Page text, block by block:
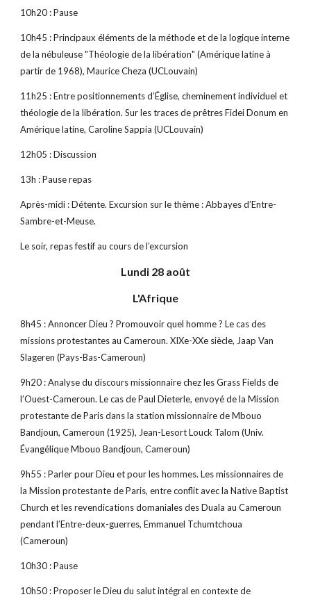
10h20 : Pause
10h45 : Principaux éléments de la méthode et de la logique interne
de la nébuleuse "Théologie de la libération" (Amérique latine à
partir de 1968), Maurice Cheza (UCLouvain)
11h25 : Entre positionnements d’Église, cheminement individuel et
théologie de la libération. Sur les traces de prêtres Fidei Donum en
Amérique latine, Caroline Sappia (UCLouvain)
12h05 : Discussion
13h : Pause repas
Après-midi : Détente. Excursion sur le thème : Abbayes d’Entre-
Sambre-et-Meuse.
Le soir, repas festif au cours de l’excursion
Lundi 28 août
L'Afrique
8h45 : Annoncer Dieu ? Promouvoir quel homme ? Le cas des
missions protestantes au Cameroun. XIXe-XXe siècle, Jaap Van
Slageren (Pays-Bas-Cameroun)
9h20 : Analyse du discours missionnaire chez les Grass Fields de
l’Ouest-Cameroun. Le cas de Paul Dieterle, envoyé de la Mission
protestante de Paris dans la station missionnaire de Mbouo
Bandjoun, Cameroun (1925), Jean-Lesort Louck Talom (Univ.
Évangélique Mbouo Bandjoun, Cameroun)
9h55 : Parler pour Dieu et pour les hommes. Les missionnaires de
la Mission protestante de Paris, entre conflit avec la Native Baptist
Church et les revendications domaniales des Duala au Cameroun
pendant l’Entre-deux-guerres, Emmanuel Tchumtchoua
(Cameroun)
10h30 : Pause
10h50 : Proposer le Dieu du salut intégral en contexte de